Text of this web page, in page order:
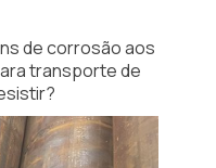
de corrosão aos
transporte de